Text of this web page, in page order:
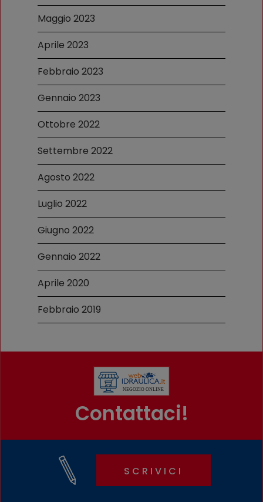
Maggio 2023
Aprile 2023
Febbraio 2023
Gennaio 2023
Ottobre 2022
Settembre 2022
Agosto 2022
Luglio 2022
Giugno 2022
Gennaio 2022
Aprile 2020
Febbraio 2019
Contattaci!
SCRIVICI